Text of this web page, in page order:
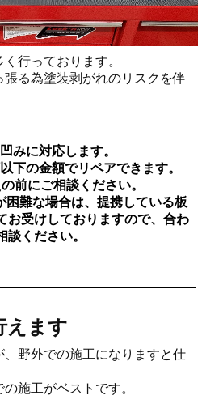
る事ができました。
ーフ凹み 海老名
施工はお時間が掛かりますが、基本その
る事ができました